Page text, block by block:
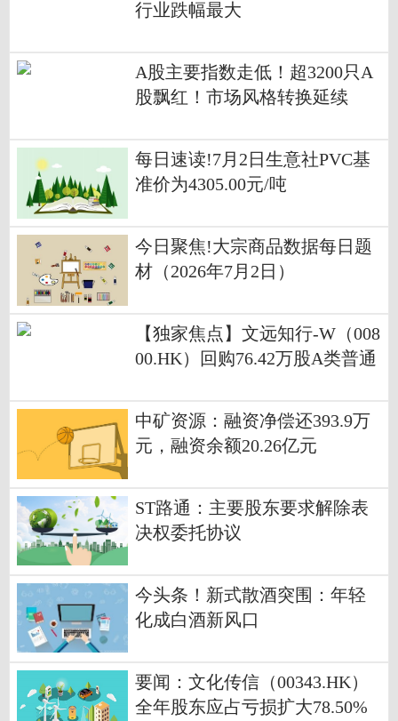
行业跌幅最大
A股主要指数走低！超3200只A
股飘红！市场风格转换延续
每日速读!7月2日生意社PVC基
准价为4305.00元/吨
今日聚焦!大宗商品数据每日题
材（2026年7月2日）​
【独家焦点】文远知行-W（008
00.HK）回购76.42万股A类普通
中矿资源：融资净偿还393.9万
元，融资余额20.26亿元
ST路通：主要股东要求解除表
决权委托协议
今头条！新式散酒突围：年轻
化成白酒新风口
要闻：文化传信（00343.HK）
全年股东应占亏损扩大78.50%